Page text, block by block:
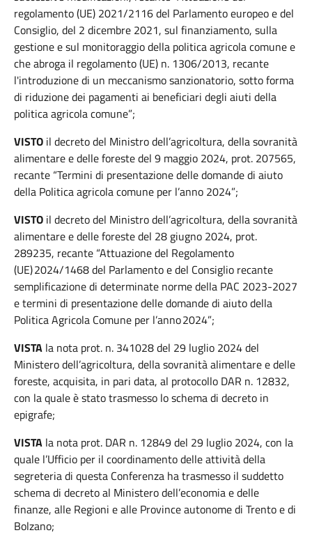
regolamento (UE) 2021/2116 del Parlamento europeo e del
Consiglio, del 2 dicembre 2021, sul finanziamento, sulla
gestione e sul monitoraggio della politica agricola comune e
che abroga il regolamento (UE) n. 1306/2013, recante
l'introduzione di un meccanismo sanzionatorio, sotto forma
di riduzione dei pagamenti ai beneficiari degli aiuti della
politica agricola comune”;
VISTO il decreto del Ministro dell’agricoltura, della sovranità
alimentare e delle foreste del 9 maggio 2024, prot. 207565,
recante “Termini di presentazione delle domande di aiuto
della Politica agricola comune per l’anno 2024”;
VISTO il decreto del Ministro dell’agricoltura, della sovranità
alimentare e delle foreste del 28 giugno 2024, prot.
289235, recante “Attuazione del Regolamento
(UE) 2024/1468 del Parlamento e del Consiglio recante
semplificazione di determinate norme della PAC 2023-2027
e termini di presentazione delle domande di aiuto della
Politica Agricola Comune per l’anno 2024”;
VISTA la nota prot. n. 341028 del 29 luglio 2024 del
Ministero dell’agricoltura, della sovranità alimentare e delle
foreste, acquisita, in pari data, al protocollo DAR n. 12832,
con la quale è stato trasmesso lo schema di decreto in
epigrafe;
VISTA la nota prot. DAR n. 12849 del 29 luglio 2024, con la
quale l’Ufficio per il coordinamento delle attività della
segreteria di questa Conferenza ha trasmesso il suddetto
schema di decreto al Ministero dell’economia e delle
finanze, alle Regioni e alle Province autonome di Trento e di
Bolzano;